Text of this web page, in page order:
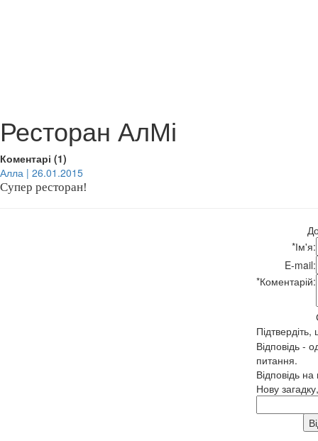
Ресторан АлМі
Коментарі (1)
Алла | 26.01.2015
Супер ресторан!
*Ім'я:
E-mail:
*Коментарій:
Відповідь -
питання.
Відповідь
Нову